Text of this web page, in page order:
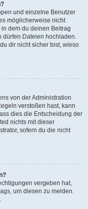
und einzelne Benutzer
möglicherweise nicht
dem du deinen Beitrag
dürfen Dateien hochladen.
dir nicht sicher bist, wieso
von der Administration
verstoßen hast, kann
dies die Entscheidung der
nichts mit dieser
sofern du die nicht
vergeben hat,
um diesen zu melden.